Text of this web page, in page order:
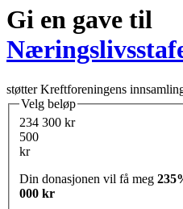
Gi en gave til
støtter Kreftforeningens
Velg beløp
234 300 kr
500
kr
Din donasjonen vil få meg
000 kr